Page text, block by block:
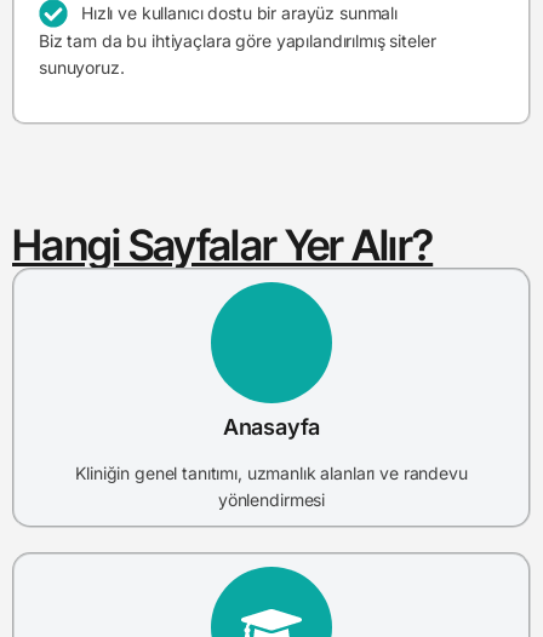
Hızlı ve kullanıcı dostu bir arayüz sunmalı
Biz tam da bu ihtiyaçlara göre yapılandırılmış siteler
sunuyoruz.
Hangi Sayfalar Yer Alır?
Anasayfa
Kliniğin genel tanıtımı, uzmanlık alanları ve randevu
yönlendirmesi